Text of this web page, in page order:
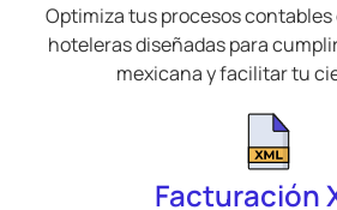
Optimiza tus procesos
hoteleras diseñadas para
mexicana y facilitar tu
Facturación